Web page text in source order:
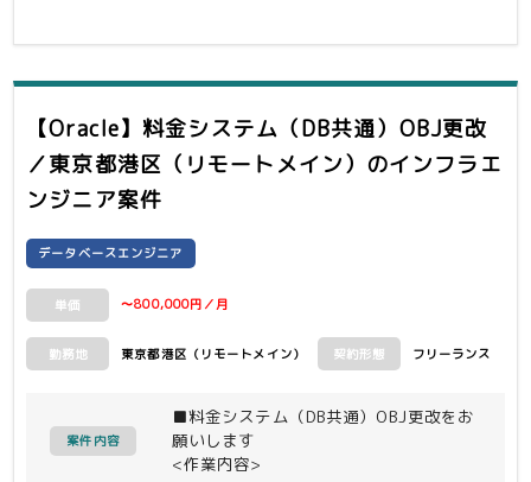
【Oracle】料金システム（DB共通）OBJ更改
／東京都港区（リモートメイン） のインフラエ
ンジニア案件
データベースエンジニア
単価 〜800,000円／月
勤務地 東京都港区（リモートメイン） 契約形態 フリーランス
案件内容
■料金システム（DB共通）OBJ更改をお
願いします
<作業内容>